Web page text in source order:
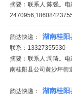
摘要：联系人:陈强。
韵达快递： 湖南桂阳
联系：13327355530
摘要：联系人:周琦。
南桂阳县公司黄沙坪街
韵达快递： 湖南桂阳